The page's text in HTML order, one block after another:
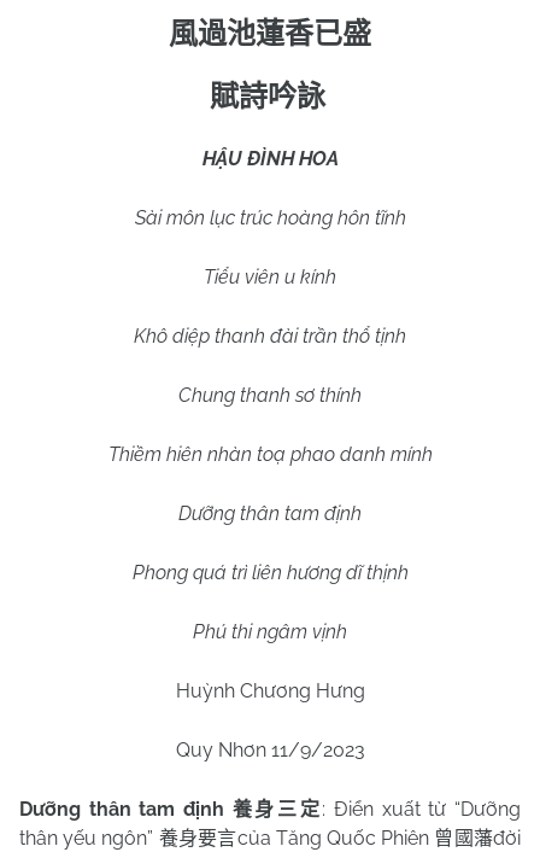
風過池蓮香已盛
賦詩吟詠
HẬU ĐÌNH HOA
Sài môn lục trúc hoàng hôn tĩnh
Tiểu viên u kính
Khô diệp thanh đài trần thổ tịnh
Chung thanh sơ thính
Thiềm hiên nhàn toạ phao danh mính
Dưỡng thân tam định
Phong quá trì liên hương dĩ thịnh
Phú thi ngâm vịnh
Huỳnh Chương Hưng
Quy Nhơn 11/9/2023
Dưỡng thân tam định 養身三定: Điển xuất từ “Dưỡng
thân yếu ngôn” 養身要言của Tăng Quốc Phiên 曾國藩đời